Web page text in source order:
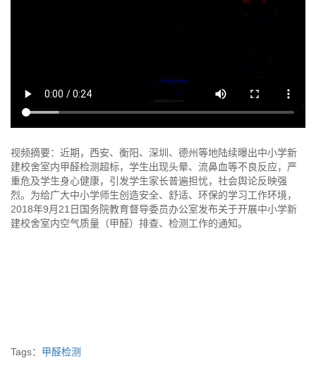
视频摘要：近期，西安、衡阳、深圳、德州等地陆续曝出中小学新
建校舍室内甲醛检测超标，学生出现头晕、流鼻血等不良反应，严
重危及学生身心健康，引发学生家长普遍担忧，社会舆论反映强
烈。为给广大中小学师生创造安全、舒适、环保的学习工作环境，
2018年9月21日国务院教育督导委员办公室发布关于开展中小学新
建校舍室内空气质量（甲醛）排查、检测工作的通知。
Tags： 甲醛检测